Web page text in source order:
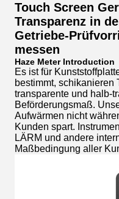
Touch Screen
Transparenz in
Getriebe-
messen
Haze Meter Introduction
Es ist für
bestimmt, schikanieren
transparente und halb-
Beförderungsmaß.
Aufwärmen nicht
Kunden spart.
LÄRM und andere
Maßbedingung aller